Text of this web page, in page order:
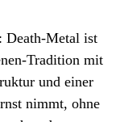
Death-Metal ist
Tradition mit
und einer
nimmt, ohne